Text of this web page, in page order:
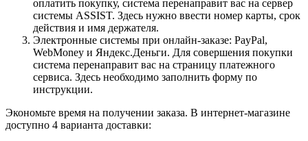
оплатить покупку, система перенаправит вас на сервер
системы ASSIST. Здесь нужно ввести номер карты, срок
действия и имя держателя.
Электронные системы при онлайн-заказе: PayPal,
WebMoney и Яндекс.Деньги. Для совершения покупки
система перенаправит вас на страницу платежного
сервиса. Здесь необходимо заполнить форму по
инструкции.
Экономьте время на получении заказа. В интернет-магазине
доступно 4 варианта доставки: